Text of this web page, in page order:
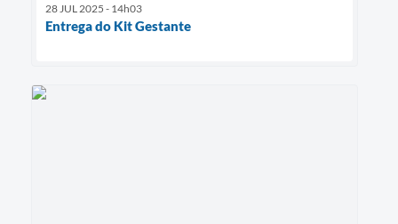
28 JUL 2025 - 14h03
Entrega do Kit Gestante